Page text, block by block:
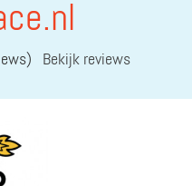
Bekijk reviews